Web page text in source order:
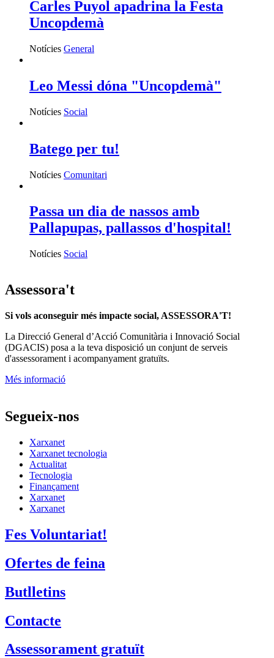
Carles Puyol apadrina la Festa
Uncopdemà
Notícies General
Leo Messi dóna "Uncopdemà"
Notícies Social
Batego per tu!
Notícies Comunitari
Passa un dia de nassos amb
Pallapupas, pallassos d'hospital!
Notícies Social
Assessora't
Si vols aconseguir més impacte social, ASSESSORA'T!
La Direcció General d’Acció Comunitària i Innovació Social
(DGACIS) posa a la teva disposició un conjunt de serveis
d'assessorament i acompanyament gratuïts.
Més informació
Segueix-nos
Xarxanet
Xarxanet tecnologia
Actualitat
Tecnologia
Finançament
Xarxanet
Xarxanet
Fes Voluntariat!
Ofertes de feina
Butlletins
Contacte
Assessorament gratuït